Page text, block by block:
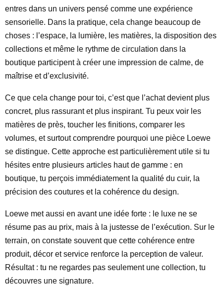
entres dans un univers pensé comme une expérience
sensorielle. Dans la pratique, cela change beaucoup de
choses : l’espace, la lumière, les matières, la disposition des
collections et même le rythme de circulation dans la
boutique participent à créer une impression de calme, de
maîtrise et d’exclusivité.
Ce que cela change pour toi, c’est que l’achat devient plus
concret, plus rassurant et plus inspirant. Tu peux voir les
matières de près, toucher les finitions, comparer les
volumes, et surtout comprendre pourquoi une pièce Loewe
se distingue. Cette approche est particulièrement utile si tu
hésites entre plusieurs articles haut de gamme : en
boutique, tu perçois immédiatement la qualité du cuir, la
précision des coutures et la cohérence du design.
Loewe met aussi en avant une idée forte : le luxe ne se
résume pas au prix, mais à la justesse de l’exécution. Sur le
terrain, on constate souvent que cette cohérence entre
produit, décor et service renforce la perception de valeur.
Résultat : tu ne regardes pas seulement une collection, tu
découvres une signature.